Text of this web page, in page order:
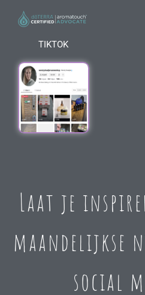
TIKTOK
Laat je
maandelijkse
social